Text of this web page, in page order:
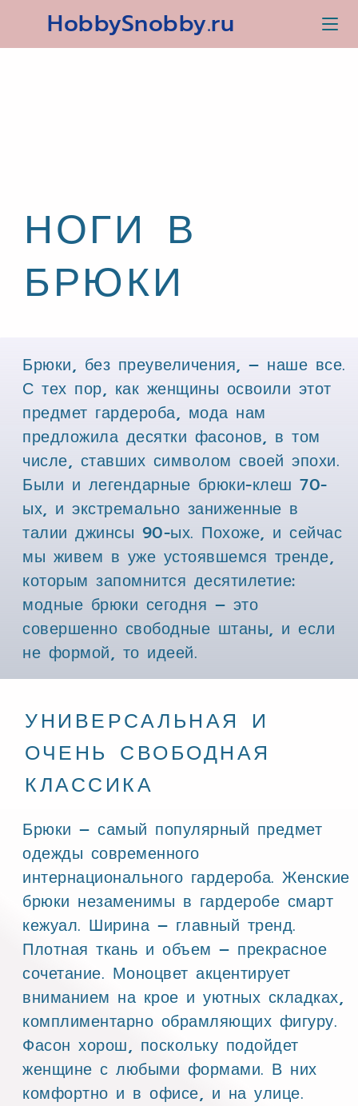
HobbySnobby.ru
НОГИ В
БРЮКИ
Брюки, без преувеличения, – наше все.
С тех пор, как женщины освоили этот
предмет гардероба, мода нам
предложила десятки фасонов, в том
числе, ставших символом своей эпохи.
Были и легендарные брюки-клеш 70-
ых, и экстремально заниженные в
талии джинсы 90-ых. Похоже, и сейчас
мы живем в уже устоявшемся тренде,
которым запомнится десятилетие:
модные брюки сегодня – это
совершенно свободные штаны, и если
не формой, то идеей.
УНИВЕРСАЛЬНАЯ И
ОЧЕНЬ СВОБОДНАЯ
КЛАССИКА
Брюки – самый популярный предмет
одежды современного
интернационального гардероба. Женские
брюки незаменимы в гардеробе смарт
кежуал. Ширина – главный тренд.
Плотная ткань и объем – прекрасное
сочетание. Моноцвет акцентирует
вниманием на крое и уютных складках,
комплиментарно обрамляющих фигуру.
Фасон хорош, поскольку подойдет
женщине с любыми формами. В них
комфортно и в офисе, и на улице.